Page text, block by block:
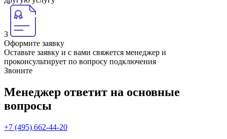
3
Оформите заявку
Оставьте заявку и с вами свяжется менеджер и
проконсультирует по вопросу подключения
Звоните
Менеджер ответит на основные
вопросы
+7 (495) 662-44-20